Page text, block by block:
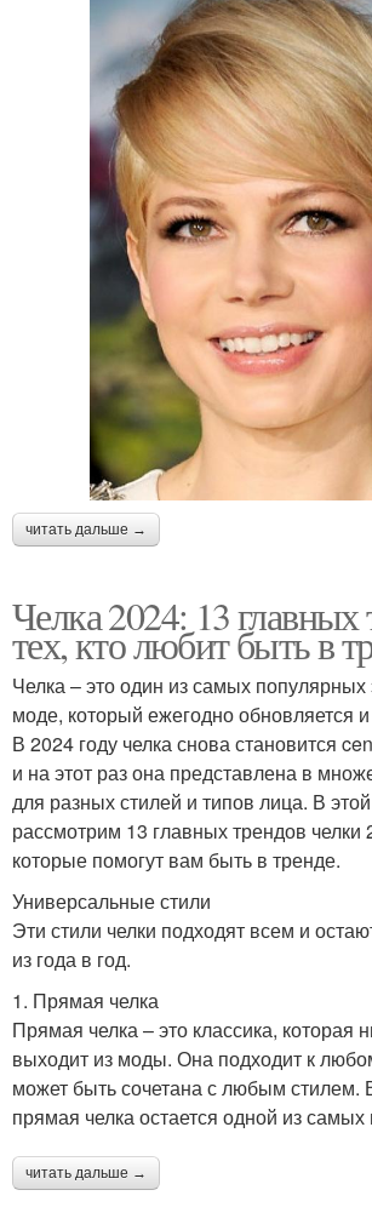
читать дальше →
Челка 2024: 13 главных
тех, кто любит быть в
Челка – это один из самых
моде, который ежегодно обновляется
В 2024 году челка снова становится
и на этот раз она представлена в
для разных стилей и типов лица. В
рассмотрим 13 главных трендов челки
которые помогут вам быть в тренде.
Универсальные стили
Эти стили челки подходят всем и
из года в год.
1. Прямая челка
Прямая челка – это классика, которая
выходит из моды. Она подходит к
может быть сочетана с любым стилем.
прямая челка остается одной из
читать дальше →